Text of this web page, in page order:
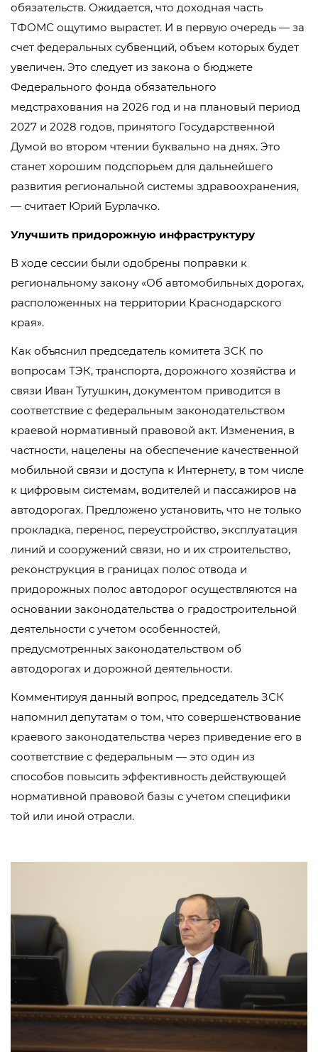
обязательств. Ожидается, что доходная часть
ТФОМС ощутимо вырастет. И в первую очередь — за
счет федеральных субвенций, объем которых будет
увеличен. Это следует из закона о бюджете
Федерального фонда обязательного
медстрахования на 2026 год и на плановый период
2027 и 2028 годов, принятого Государственной
Думой во втором чтении буквально на днях. Это
станет хорошим подспорьем для дальнейшего
развития региональной системы здравоохранения,
— считает Юрий Бурлачко.
Улучшить придорожную инфраструктуру
В ходе сессии были одобрены поправки к
региональному закону «Об автомобильных дорогах,
расположенных на территории Краснодарского
края».
Как объяснил председатель комитета ЗСК по
вопросам ТЭК, транспорта, дорожного хозяйства и
связи Иван Тутушкин, документом приводится в
соответствие с федеральным законодательством
краевой нормативный правовой акт. Изменения, в
частности, нацелены на обеспечение качественной
мобильной связи и доступа к Интернету, в том числе
к цифровым системам, водителей и пассажиров на
автодорогах. Предложено установить, что не только
прокладка, перенос, переустройство, эксплуатация
линий и сооружений связи, но и их строительство,
реконструкция в границах полос отвода и
придорожных полос автодорог осуществляются на
основании законодательства о градостроительной
деятельности с учетом особенностей,
предусмотренных законодательством об
автодорогах и дорожной деятельности.
Комментируя данный вопрос, председатель ЗСК
напомнил депутатам о том, что совершенствование
краевого законодательства через приведение его в
соответствие с федеральным — это один из
способов повысить эффективность действующей
нормативной правовой базы с учетом специфики
той или иной отрасли.